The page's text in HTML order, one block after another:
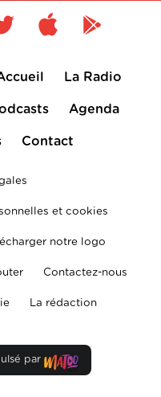
La Radio
Agenda
Contact
et cookies
notre logo
Contactez-nous
La rédaction
par